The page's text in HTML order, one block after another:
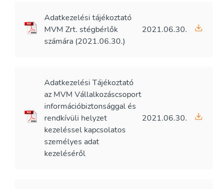
Adatkezelési tájékoztató
MVM Zrt. stégbérlők
számára (2021.06.30.)
2021.06.30.
Adatkezelési Tájékoztató
az MVM Vállalkozáscsoport
információbiztonsággal és
rendkívüli helyzet
kezeléssel kapcsolatos
személyes adat
kezeléséről
2021.06.30.